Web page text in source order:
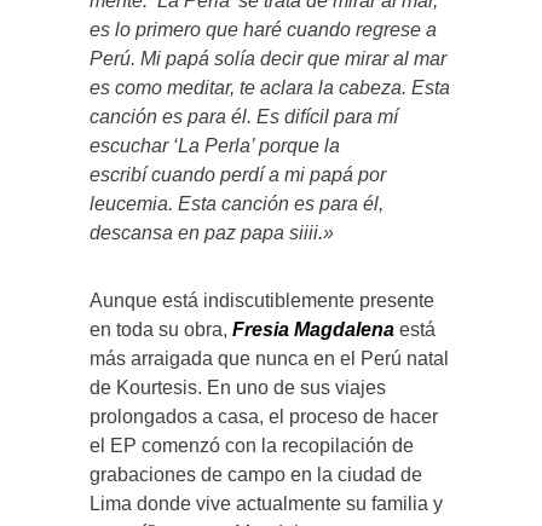
es lo primero que haré cuando regrese a
Perú. Mi papá solía decir que mirar al mar
es como meditar, te aclara la cabeza. Esta
canción es para él. Es difícil para mí
escuchar ‘La Perla’ porque la
escribí cuando perdí a mi papá por
leucemia. Esta canción es para él,
descansa en paz papa siiii.»
Aunque está indiscutiblemente presente
en toda su obra, Fresia Magdalena está
más arraigada que nunca en el Perú natal
de Kourtesis. En uno de sus viajes
prolongados a casa, el proceso de hacer
el EP comenzó con la recopilación de
grabaciones de campo en la ciudad de
Lima donde vive actualmente su familia y